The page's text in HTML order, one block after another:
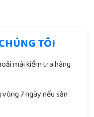
TÔI
mái kiểm tra hàng
7 ngày nếu sản